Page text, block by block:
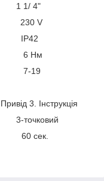
1/ 4"
V
Нм
3. Інструкція
сек.